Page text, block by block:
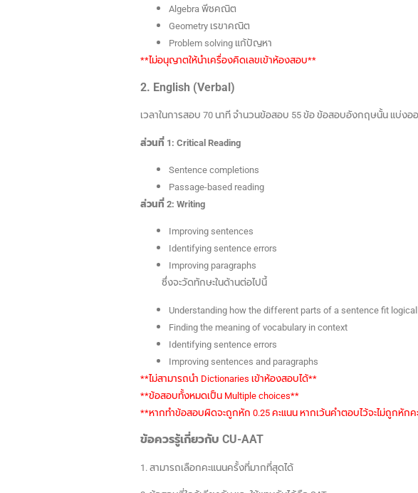
Algebra พีชคณิต
Geometry เรขาคณิต
Problem solving แก้ปัญหา
**ไม่อนุญาตให้นำเครื่องคิดเลขเข้าห้องสอบ**
2. English (Verbal)
เวลาในการสอบ 70 นาที จำนวนข้อสอบ 55 ข้อ ข้อสอบอังกฤษนั้น แบ่งอ
ส่วนที่ 1: Critical Reading
Sentence completions
Passage-based reading
ส่วนที่ 2: Writing
Improving sentences
Identifying sentence errors
Improving paragraphs
ซึ่งจะวัดทักษะในด้านต่อไปนี้
Understanding how the different parts of a sentence fit
Finding the meaning of vocabulary in context
Identifying sentence errors
Improving sentences and paragraphs
**ไม่สามารถนำ Dictionaries เข้าห้องสอบได้**
**ข้อสอบทั้งหมดเป็น Multiple choices**
**หากทำข้อสอบผิดจะถูกหัก 0.25 คะแนน หากเว้นคำตอบไว้จะไม่ถูกหักค
ข้อควรรู้เกี่ยวกับ CU-AAT
1. สามารถเลือกคะแนนครั้งที่มากที่สุดได้